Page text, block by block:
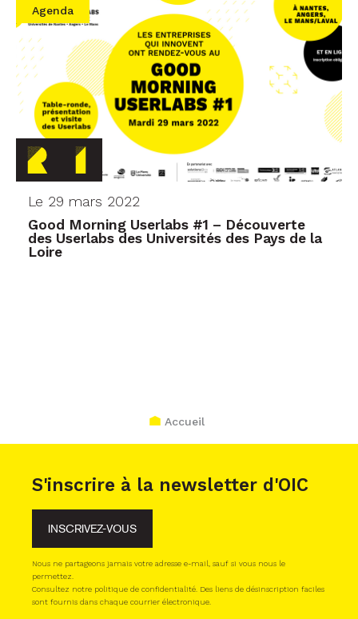
Agenda
Le 29 mars 2022
Good Morning Userlabs #1 – Découverte
des Userlabs des Universités des Pays de la
Loire
Accueil
S'inscrire à la newsletter d'OIC
INSCRIVEZ-VOUS
Nous ne partageons jamais votre adresse e-mail, sauf si vous nous le
permettez.
Consultez notre politique de confidentialité. Des liens de désinscription faciles
sont fournis dans chaque courrier électronique.